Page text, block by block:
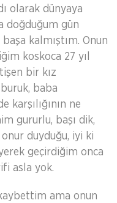
olarak dünyaya
doğduğum gün
kalmıştım. Onun
koskoca 27 yıl
bir kız
baba
karşılığının ne
gururlu, başı dik,
duyduğu, iyi ki
geçirdiğim onca
asla yok.
ama onun